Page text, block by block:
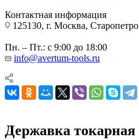
Контактная информация
125130, г. Москва,
Пн. – Пт.: с 9:00 до 18:00
info@avertum-tools.ru
Державка токарная